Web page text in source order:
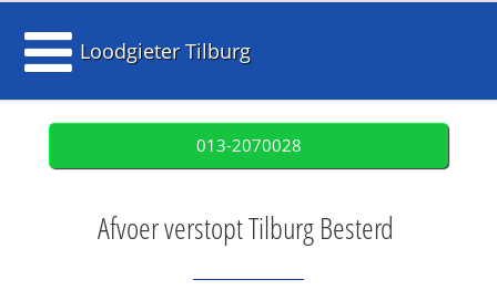
Loodgieter Tilburg
013-2070028
Afvoer verstopt Tilburg Besterd